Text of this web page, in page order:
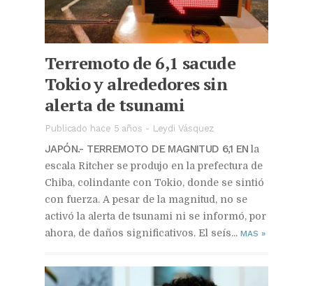
Terremoto de 6,1 sacude
Tokio y alrededores sin
alerta de tsunami
Publicado hace 5 años - Leydi Vásquez
JAPÓN.- TERREMOTO DE MAGNITUD 6,1 EN la
escala Ritcher se produjo en la prefectura de
Chiba, colindante con Tokio, donde se sintió
con fuerza. A pesar de la magnitud, no se
activó la alerta de tsunami ni se informó, por
ahora, de daños significativos. El seís... MAS »